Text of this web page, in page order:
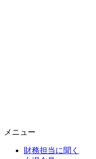
メニュー
財務担当に聞く